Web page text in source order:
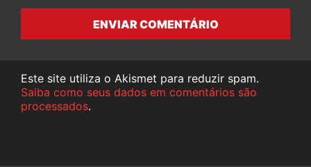
ENVIAR COMENTÁRIO
Este site utiliza o Akismet para reduzir spam.
Saiba como seus dados em comentários são
processados.